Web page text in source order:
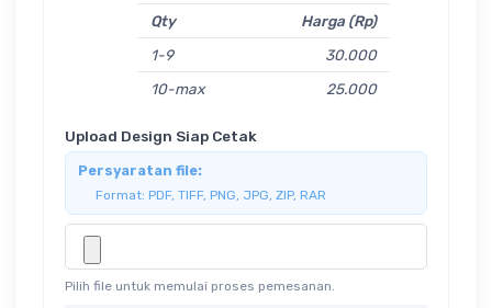
Qty
Harga (Rp)
1-9
30.000
10-max
25.000
Upload Design Siap Cetak
Persyaratan file:
Format: PDF, TIFF, PNG, JPG, ZIP, RAR
Pilih file untuk memulai proses pemesanan.